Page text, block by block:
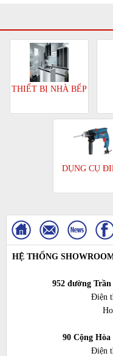
THIẾT BỊ NHÀ BẾP
DỤNG CỤ
HỆ THỐNG
952 đường
Điện
90 Cộng
Điện